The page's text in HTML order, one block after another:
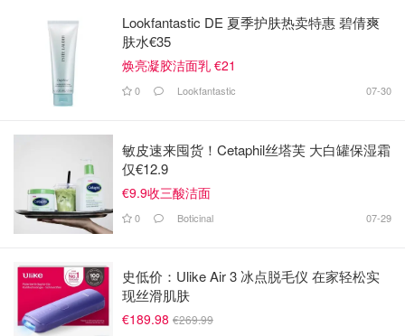
Lookfantastic DE 夏季护肤热卖特惠 碧倩爽
肤水€35
焕亮凝胶洁面乳 €21
0 Lookfantastic 07-30
敏皮速来囤货！Cetaphil丝塔芙 大白罐保湿霜
仅€12.9
€9.9收三酸洁面
0 Boticinal 07-29
史低价：Ulike Air 3 冰点脱毛仪 在家轻松实
现丝滑肌肤
€189.98 €269.99